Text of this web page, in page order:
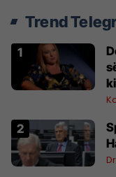
Trend